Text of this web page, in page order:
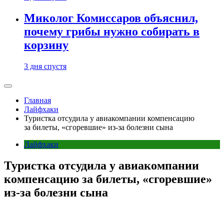
Миколог Комиссаров объяснил,
почему грибы нужно собирать в
корзину
3 дня спустя
Главная
Лайфхаки
Туристка отсудила у авиакомпании компенсацию
за билеты, «сгоревшие» из-за болезни сына
Лайфхаки
Туристка отсудила у авиакомпании
компенсацию за билеты, «сгоревшие»
из-за болезни сына